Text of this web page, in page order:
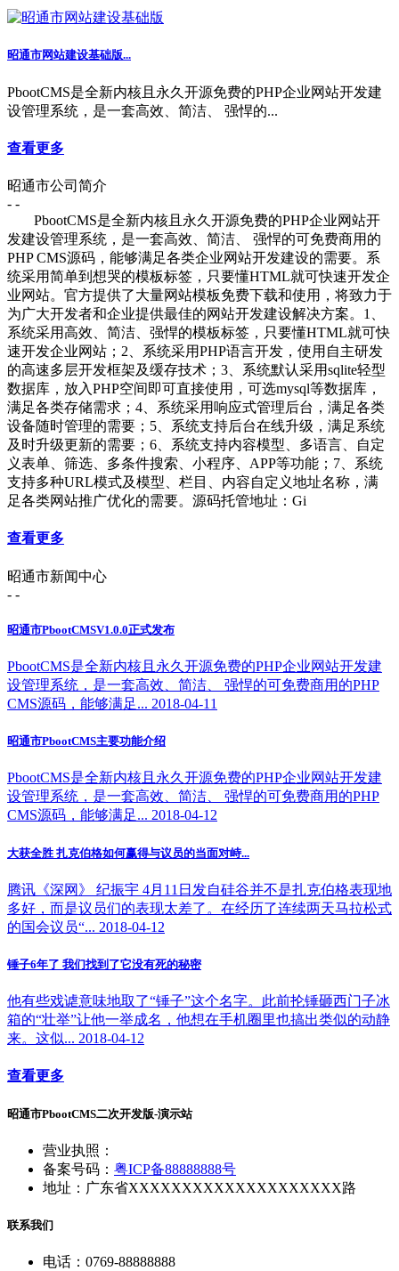
昭通市网站建设基础版...
PbootCMS是全新内核且永久开源免费的PHP企业网站开发建
设管理系统，是一套高效、简洁、 强悍的...
查看更多
昭通市公司简介
- -
PbootCMS是全新内核且永久开源免费的PHP企业网站开
发建设管理系统，是一套高效、简洁、 强悍的可免费商用的
PHP CMS源码，能够满足各类企业网站开发建设的需要。系
统采用简单到想哭的模板标签，只要懂HTML就可快速开发企
业网站。官方提供了大量网站模板免费下载和使用，将致力于
为广大开发者和企业提供最佳的网站开发建设解决方案。1、
系统采用高效、简洁、强悍的模板标签，只要懂HTML就可快
速开发企业网站；2、系统采用PHP语言开发，使用自主研发
的高速多层开发框架及缓存技术；3、系统默认采用sqlite轻型
数据库，放入PHP空间即可直接使用，可选mysql等数据库，
满足各类存储需求；4、系统采用响应式管理后台，满足各类
设备随时管理的需要；5、系统支持后台在线升级，满足系统
及时升级更新的需要；6、系统支持内容模型、多语言、自定
义表单、筛选、多条件搜索、小程序、APP等功能；7、系统
支持多种URL模式及模型、栏目、内容自定义地址名称，满
足各类网站推广优化的需要。源码托管地址：Gi
查看更多
昭通市新闻中心
- -
昭通市PbootCMSV1.0.0正式发布
PbootCMS是全新内核且永久开源免费的PHP企业网站开发建
设管理系统，是一套高效、简洁、 强悍的可免费商用的PHP
CMS源码，能够满足... 2018-04-11
昭通市PbootCMS主要功能介绍
PbootCMS是全新内核且永久开源免费的PHP企业网站开发建
设管理系统，是一套高效、简洁、 强悍的可免费商用的PHP
CMS源码，能够满足... 2018-04-12
大获全胜 扎克伯格如何赢得与议员的当面对峙...
腾讯《深网》 纪振宇 4月11日发自硅谷并不是扎克伯格表现地
多好，而是议员们的表现太差了。在经历了连续两天马拉松式
的国会议员“... 2018-04-12
锤子6年了 我们找到了它没有死的秘密
他有些戏谑意味地取了“锤子”这个名字。此前抡锤砸西门子冰
箱的“壮举”让他一举成名，他想在手机圈里也搞出类似的动静
来。这似... 2018-04-12
查看更多
昭通市PbootCMS二次开发版-演示站
营业执照：
备案号码： 粤ICP备88888888号
地址：广东省XXXXXXXXXXXXXXXXXXXX路
联系我们
电话：0769-88888888